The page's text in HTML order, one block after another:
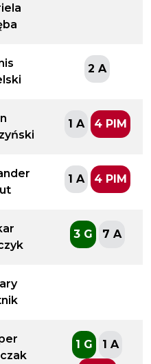
2 A
1 A 4 PIM
1 A 4 PIM
3 G 7 A
1 G 1 A